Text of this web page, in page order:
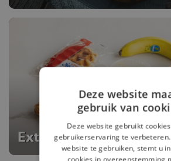
Extra genieten
Deze website
gebruik van
Deze website gebruikt
gebruikerservaring te
website te gebruiken, stemt u
cookies in overeenstemming